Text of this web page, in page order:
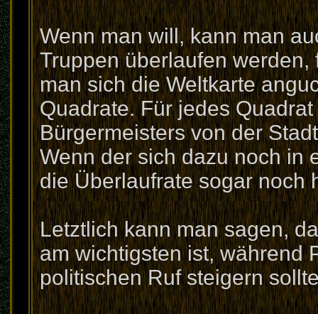
Wenn man will, kann man
Truppen überlaufen
man sich die Weltkarte
Quadrate. Für jedes
Bürgermeisters von der
Wenn der sich dazu noch in
die Überlaufrate sogar noch
Letztlich kann man sagen,
am wichtigsten ist, während
politischen Ruf steigern